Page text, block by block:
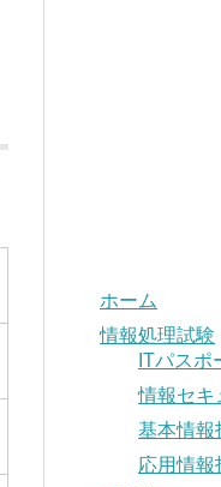
ホーム
情報処理試験
ITパスポ
情報セキ
基本情報
応用情報